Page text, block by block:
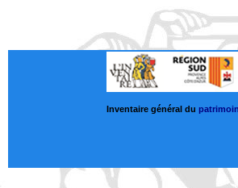
Inventaire général du